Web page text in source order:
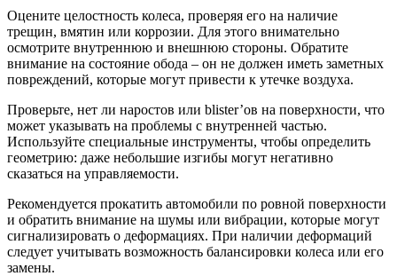
Оцените целостность колеса, проверяя его на наличие
трещин, вмятин или коррозии. Для этого внимательно
осмотрите внутреннюю и внешнюю стороны. Обратите
внимание на состояние обода – он не должен иметь заметных
повреждений, которые могут привести к утечке воздуха.
Проверьте, нет ли наростов или blister’ов на поверхности, что
может указывать на проблемы с внутренней частью.
Используйте специальные инструменты, чтобы определить
геометрию: даже небольшие изгибы могут негативно
сказаться на управляемости.
Рекомендуется прокатить автомобили по ровной поверхности
и обратить внимание на шумы или вибрации, которые могут
сигнализировать о деформациях. При наличии деформаций
следует учитывать возможность балансировки колеса или его
замены.